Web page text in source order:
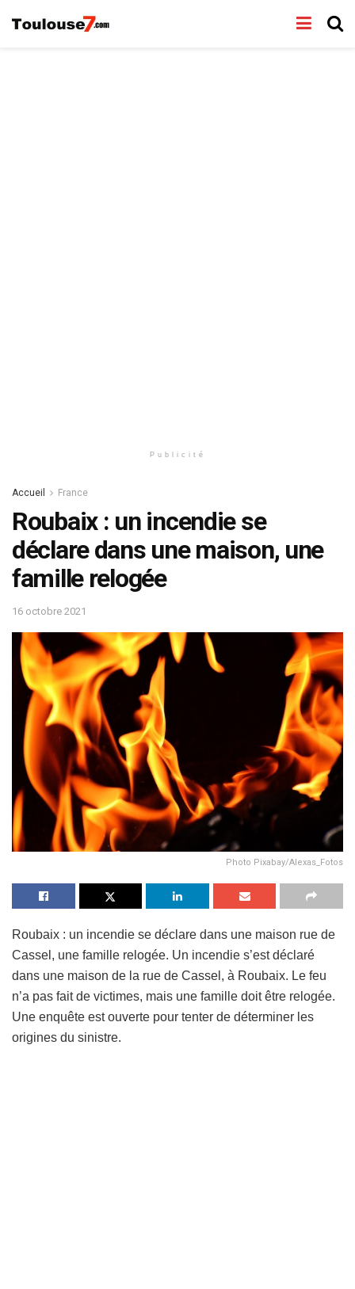
Publicité
Accueil France
Roubaix : un incendie se
déclare dans une maison, une
famille relogée
16 octobre 2021
Photo Pixabay/Alexas_Fotos
Roubaix : un incendie se déclare dans une maison rue de
Cassel, une famille relogée. Un incendie s’est déclaré
dans une maison de la rue de Cassel, à Roubaix. Le feu
n’a pas fait de victimes, mais une famille doit être relogée.
Une enquête est ouverte pour tenter de déterminer les
origines du sinistre.